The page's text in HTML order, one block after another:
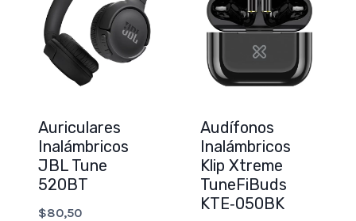
Auriculares
Inalámbricos
JBL Tune
520BT
$80,50
Audífonos
Inalámbricos
Klip Xtreme
TuneFiBuds
KTE‑050BK